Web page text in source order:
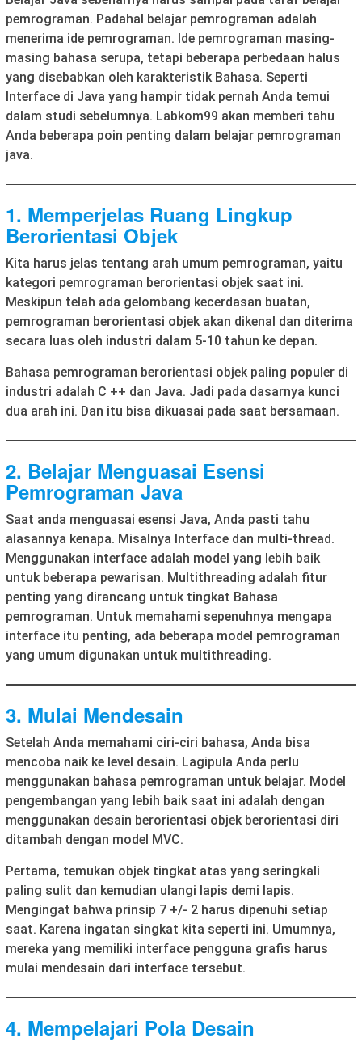
pemrograman. Padahal belajar pemrograman adalah
menerima ide pemrograman. Ide pemrograman masing-
masing bahasa serupa, tetapi beberapa perbedaan halus
yang disebabkan oleh karakteristik Bahasa. Seperti
Interface di Java yang hampir tidak pernah Anda temui
dalam studi sebelumnya. Labkom99 akan memberi tahu
Anda beberapa poin penting dalam belajar pemrograman
java.
1. Memperjelas Ruang Lingkup
Berorientasi Objek
Kita harus jelas tentang arah umum pemrograman, yaitu
kategori pemrograman berorientasi objek saat ini.
Meskipun telah ada gelombang kecerdasan buatan,
pemrograman berorientasi objek akan dikenal dan diterima
secara luas oleh industri dalam 5-10 tahun ke depan.
Bahasa pemrograman berorientasi objek paling populer di
industri adalah C ++ dan Java. Jadi pada dasarnya kunci
dua arah ini. Dan itu bisa dikuasai pada saat bersamaan.
2. Belajar Menguasai Esensi
Pemrograman Java
Saat anda menguasai esensi Java, Anda pasti tahu
alasannya kenapa. Misalnya Interface dan multi-thread.
Menggunakan interface adalah model yang lebih baik
untuk beberapa pewarisan. Multithreading adalah fitur
penting yang dirancang untuk tingkat Bahasa
pemrograman. Untuk memahami sepenuhnya mengapa
interface itu penting, ada beberapa model pemrograman
yang umum digunakan untuk multithreading.
3. Mulai Mendesain
Setelah Anda memahami ciri-ciri bahasa, Anda bisa
mencoba naik ke level desain. Lagipula Anda perlu
menggunakan bahasa pemrograman untuk belajar. Model
pengembangan yang lebih baik saat ini adalah dengan
menggunakan desain berorientasi objek berorientasi diri
ditambah dengan model MVC.
Pertama, temukan objek tingkat atas yang seringkali
paling sulit dan kemudian ulangi lapis demi lapis.
Mengingat bahwa prinsip 7 +/- 2 harus dipenuhi setiap
saat. Karena ingatan singkat kita seperti ini. Umumnya,
mereka yang memiliki interface pengguna grafis harus
mulai mendesain dari interface tersebut.
4. Mempelajari Pola Desain